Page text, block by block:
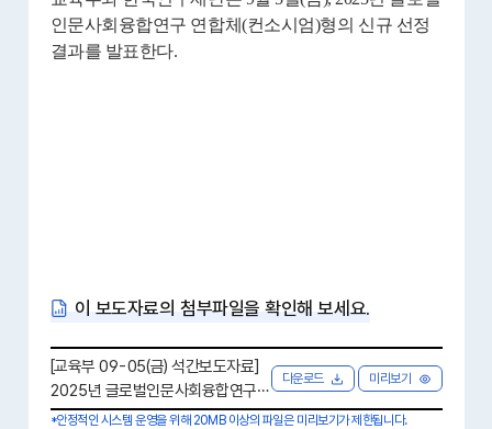
인문사회융합연구 연합체(컨소시엄)형의 신규 선정
결과를 발표한다.
이 보도자료의 첨부파일을 확인해 보세요.
[교육부 09-05(금) 석간보도자료]
2025년 글로벌인문사회융합연구
연합체형 신규 선정 결과 발표.hwp
다운로드 미리보기
*안정적인 시스템 운영을 위해 20MB 이상의 파일은 미리보기가 제한됩니다.